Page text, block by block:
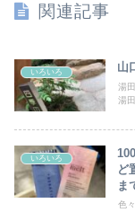
関連記事
いろいろ 山
湯
湯
いろいろ
ど
ま
円
色